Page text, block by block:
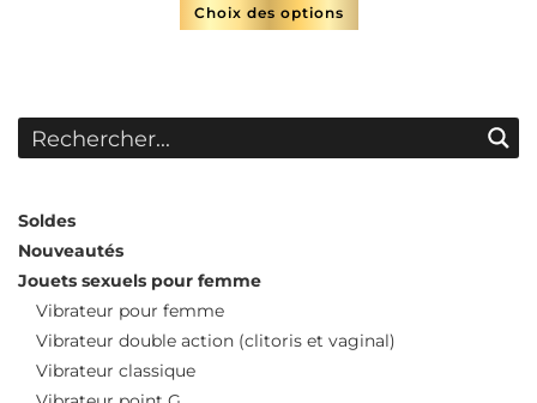
Choix des options
Soldes
Nouveautés
Jouets sexuels pour femme
Vibrateur pour femme
Vibrateur double action (clitoris et vaginal)
Vibrateur classique